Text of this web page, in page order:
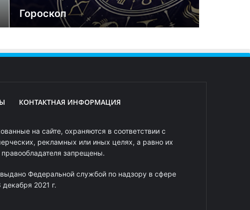
Гороскоп
КОНТАКТНАЯ ИНФОРМАЦИЯ
на сайте, охраняются в соответствии с
рекламных или иных целях, а равно их
запрещены.
Федеральной службой по надзору в сфере
2021 г.